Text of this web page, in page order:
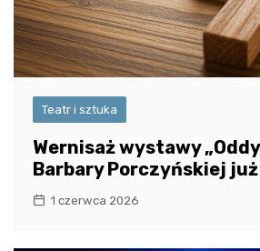
Teatr i sztuka
Wernisaż wystawy
Barbary Porczyńskiej
1 czerwca 2026